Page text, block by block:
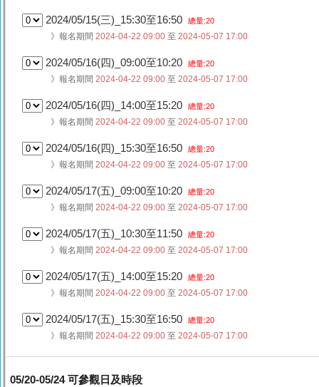
2024/05/15(三)_15:30至16:50 總量:20
》報名期間 2024-04-22 09:00 至 2024-05-07 17:00
2024/05/16(四)_09:00至10:20 總量:20
》報名期間 2024-04-22 09:00 至 2024-05-07 17:00
2024/05/16(四)_14:00至15:20 總量:20
》報名期間 2024-04-22 09:00 至 2024-05-07 17:00
2024/05/16(四)_15:30至16:50 總量:20
》報名期間 2024-04-22 09:00 至 2024-05-07 17:00
2024/05/17(五)_09:00至10:20 總量:20
》報名期間 2024-04-22 09:00 至 2024-05-07 17:00
2024/05/17(五)_10:30至11:50 總量:20
》報名期間 2024-04-22 09:00 至 2024-05-07 17:00
2024/05/17(五)_14:00至15:20 總量:20
》報名期間 2024-04-22 09:00 至 2024-05-07 17:00
2024/05/17(五)_15:30至16:50 總量:20
》報名期間 2024-04-22 09:00 至 2024-05-07 17:00
05/20-05/24 可參觀日及時段